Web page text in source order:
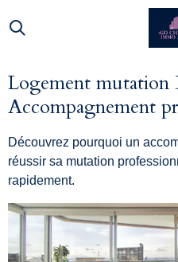
Passer
au
principal
Logement mutation
Accompagnement
Découvrez pourquoi un
réussir sa mutation
rapidement.